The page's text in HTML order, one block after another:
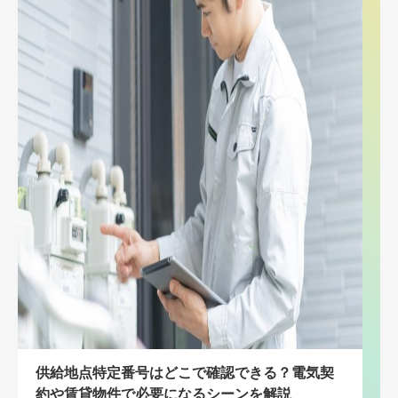
供給地点特定番号はどこで確認できる？電気契
約や賃貸物件で必要になるシーンを解説